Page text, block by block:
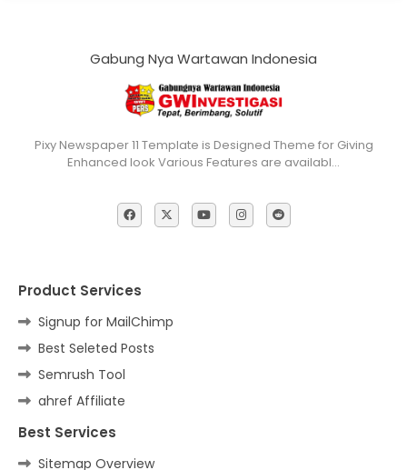
Gabung Nya Wartawan Indonesia
Pixy Newspaper 11 Template is Designed Theme for Giving
Enhanced look Various Features are availabl…
Product Services
Signup for MailChimp
Best Seleted Posts
Semrush Tool
ahref Affiliate
Best Services
Sitemap Overview